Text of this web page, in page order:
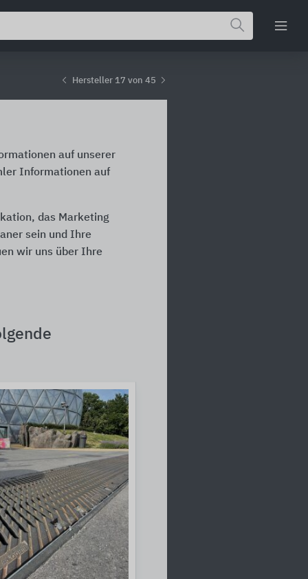
Hersteller 17 von 45
auf unserer
Informationen auf
das Marketing
sein und Ihre
wir uns über Ihre